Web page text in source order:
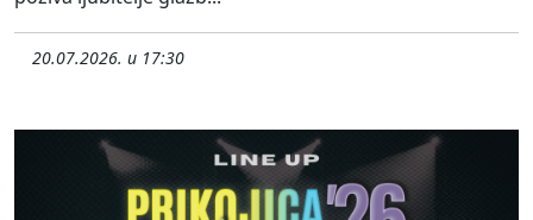
20.07.2026. u 17:30